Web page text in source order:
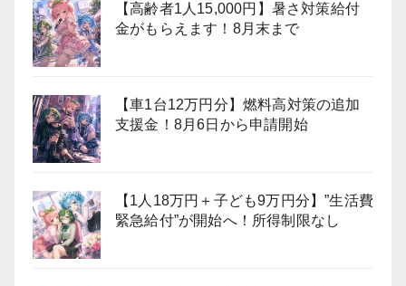
【高齢者1人15,000円】暑さ対策給付
金がもらえます！8月末まで
【車1台12万円分】燃料高対策の追加
支援金！8月6日から申請開始
【1人18万円＋子ども9万円分】”生活費
緊急給付”が開始へ！所得制限なし